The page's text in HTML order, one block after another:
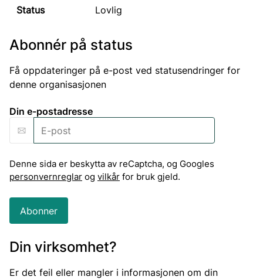
Lovlig
Abonnér på status
Få oppdateringer på e-post ved statusendringer for
denne organisasjonen
Din e-postadresse
Denne sida er beskytta av reCaptcha, og Googles
personvernreglar og vilkår for bruk gjeld.
Abonner
Din virksomhet?
Er det feil eller mangler i informasjonen om din